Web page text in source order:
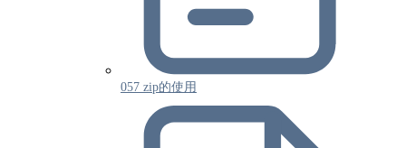
057 zip的使用